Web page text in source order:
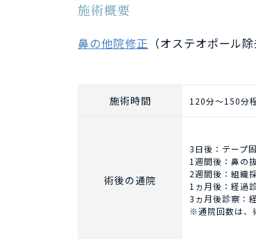
施術概要
鼻の他院修正 （オステオポール除
施術時間 120分～150分
術後の通院
3日後：テープ
1週間後：鼻の
2週間後：組織
1ヵ月後：経過
3ヵ月後診察：
※通院回数は、